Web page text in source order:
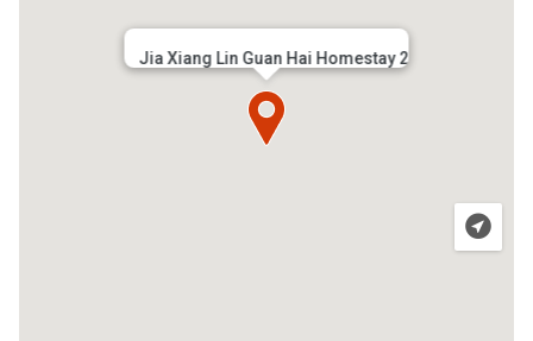
Jia Xiang Lin Guan Hai Homestay 2